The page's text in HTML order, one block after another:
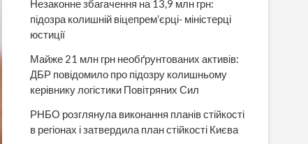
Незаконне збагачення на 13,9 млн грн:
підозра колишній віцепрем’єрці- міністерці
юстиції
Майже 21 млн грн необґрунтованих активів:
ДБР повідомило про підозру колишньому
керівнику логістики Повітряних Сил
РНБО розглянула виконання планів стійкості
в регіонах і затвердила план стійкості Києва